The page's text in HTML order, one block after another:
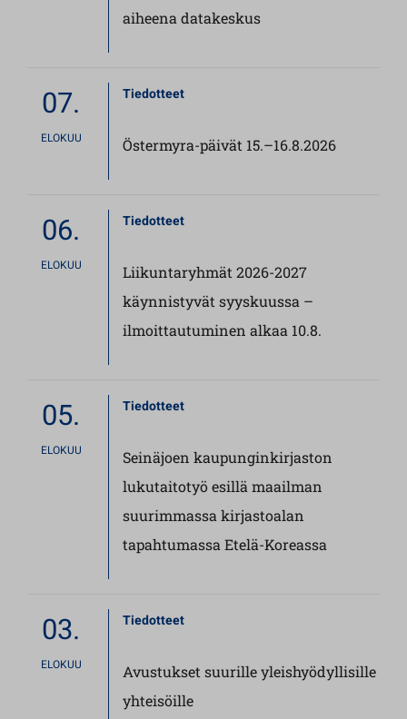
aiheena datakeskus
07.
ELOKUU
Tiedotteet
Östermyra-päivät 15.–16.8.2026
06.
ELOKUU
Tiedotteet
Liikuntaryhmät 2026-2027
käynnistyvät syyskuussa –
ilmoittautuminen alkaa 10.8.
05.
ELOKUU
Tiedotteet
Seinäjoen kaupunginkirjaston
lukutaitotyö esillä maailman
suurimmassa kirjastoalan
tapahtumassa Etelä-Koreassa
03.
ELOKUU
Tiedotteet
Avustukset suurille yleishyödyllisille
yhteisöille